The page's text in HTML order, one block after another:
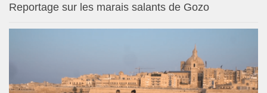
Reportage sur les marais salants de Gozo